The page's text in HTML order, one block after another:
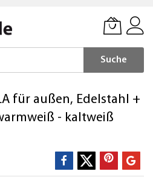
Suche
für außen, Edelstahl +
- kaltweiß